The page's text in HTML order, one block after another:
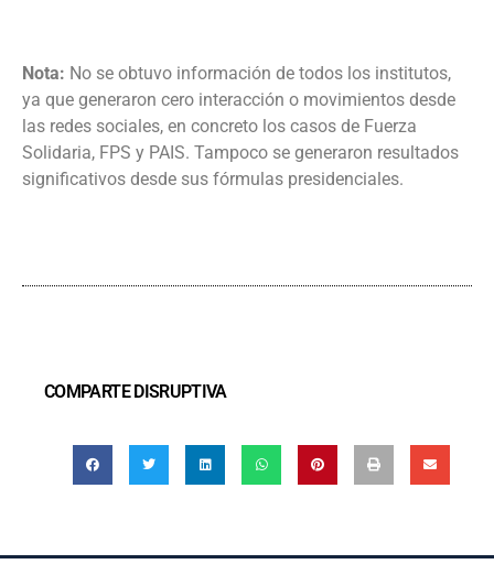
Nota: No se obtuvo información de todos los institutos,
ya que generaron cero interacción o movimientos desde
las redes sociales, en concreto los casos de Fuerza
Solidaria, FPS y PAIS. Tampoco se generaron resultados
significativos desde sus fórmulas presidenciales.
COMPARTE DISRUPTIVA